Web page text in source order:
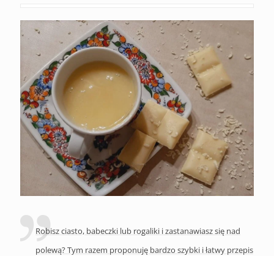
Robisz ciasto, babeczki lub rogaliki i zastanawiasz się nad
polewą? Tym razem proponuję bardzo szybki i łatwy przepis